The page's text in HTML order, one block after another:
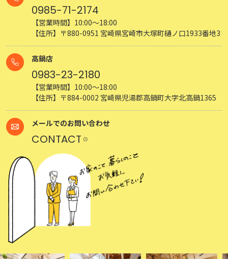
0985-71-2174
【営業時間】10:00～18:00
【住所】〒880-0951 宮崎県宮崎市大塚町樋ノ口1933番地3
高鍋店
0983-23-2180
【営業時間】10:00～18:00
【住所】〒884-0002 宮崎県児湯郡高鍋町大字北高鍋1365
メールでのお問い合わせ
CONTACT